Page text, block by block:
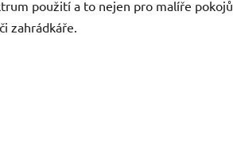
použití a to nejen pro malíře
zahrádkáře.